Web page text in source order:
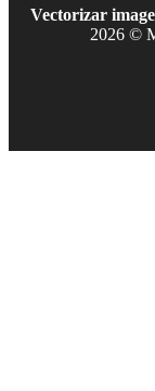
Vectorizar
2026 ©